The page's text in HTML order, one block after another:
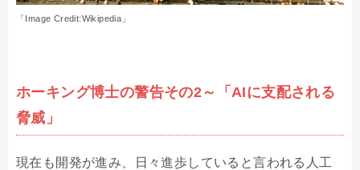
「Image Credit:Wikipedia」
ホーキング博士の警告その2～「AIに支配される
脅威」
現在も開発が進み、日々進歩していると言われる人工